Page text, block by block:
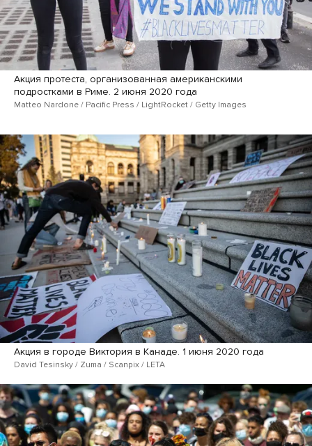
Акция протеста, организованная американскими
подростками в Риме. 2 июня 2020 года
Matteo Nardone / Pacific Press / LightRocket / Getty Images
Акция в городе Виктория в Канаде. 1 июня 2020 года
David Tesinsky / Zuma / Scanpix / LETA